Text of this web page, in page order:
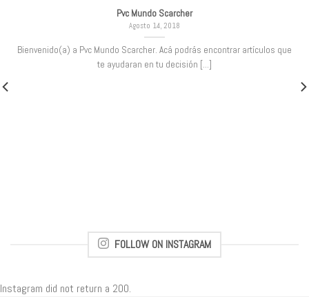
Pvc Mundo Scarcher
Agosto 14, 2018
Bienvenido(a) a Pvc Mundo Scarcher. Acá podrás encontrar artículos que
te ayudaran en tu decisión [...]
FOLLOW ON INSTAGRAM
Instagram did not return a 200.